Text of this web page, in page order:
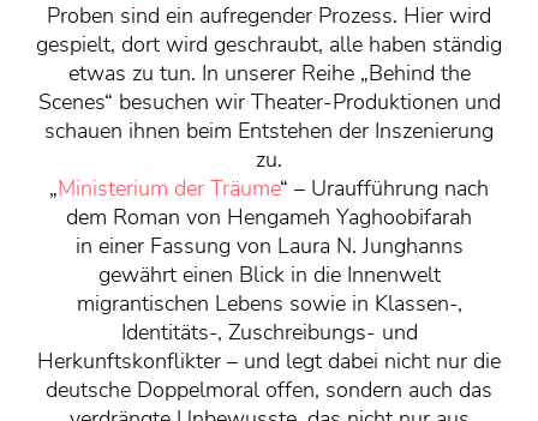
Über uns
junge bühne-Beirat
Wir suchen…
Proben sind ein aufregender Prozess. Hier wird
gespielt, dort wird geschraubt, alle haben ständig
etwas zu tun. In unserer Reihe „Behind the
Scenes“ besuchen wir Theater-Produktionen und
schauen ihnen beim Entstehen der Inszenierung
zu.
„Ministerium der Träume“ – Uraufführung nach
dem Roman von Hengameh Yaghoobifarah
in einer Fassung von Laura N. Junghanns
gewährt einen Blick in die Innenwelt
migrantischen Lebens sowie in Klassen-,
Identitäts-, Zuschreibungs- und
Herkunftskonflikter – und legt dabei nicht nur die
deutsche Doppelmoral offen, sondern auch das